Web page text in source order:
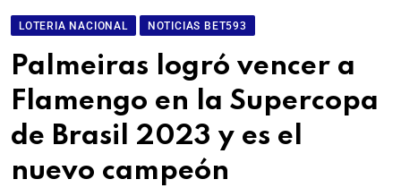
LOTERIA NACIONAL NOTICIAS BET593
Palmeiras logró vencer a
Flamengo en la Supercopa
de Brasil 2023 y es el
nuevo campeón